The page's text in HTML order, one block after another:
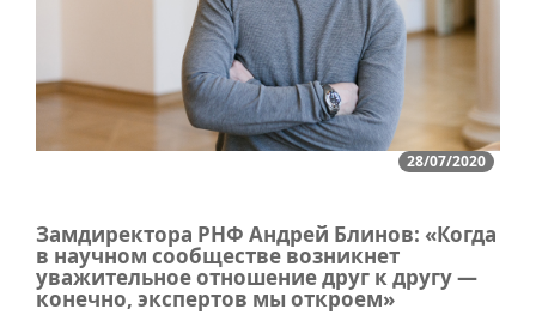
28/07/2020
Замдиректора РНФ Андрей Блинов: «Когда
в научном сообществе возникнет
уважительное отношение друг к другу —
конечно, экспертов мы откроем»